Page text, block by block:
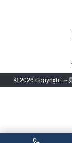
© 2026 Copyright ～